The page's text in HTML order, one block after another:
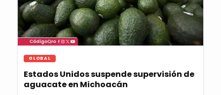
GLOBAL
Estados Unidos suspende supervisión de
aguacate en Michoacán